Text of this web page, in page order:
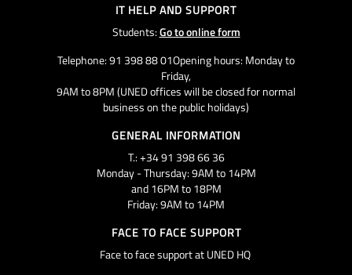
IT HELP AND SUPPORT
Students:Go to online form
Telephone: 91 398 88 01Opening hours: Monday to
Friday,
9AM to 8PM (UNED offices will be closed for normal
business on the public holidays)
GENERAL INFORMATION
T.: +34 91 398 66 36
Monday - Thursday: 9AM to 14PM
and 16PM to 18PM
Friday: 9AM to 14PM
FACE TO FACE SUPPORT
Face to face support at UNED HQ